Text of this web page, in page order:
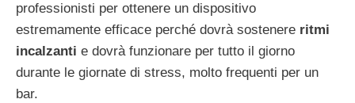
professionisti per ottenere un dispositivo
estremamente efficace perché dovrà sostenere ritmi
incalzanti e dovrà funzionare per tutto il giorno
durante le giornate di stress, molto frequenti per un
bar.